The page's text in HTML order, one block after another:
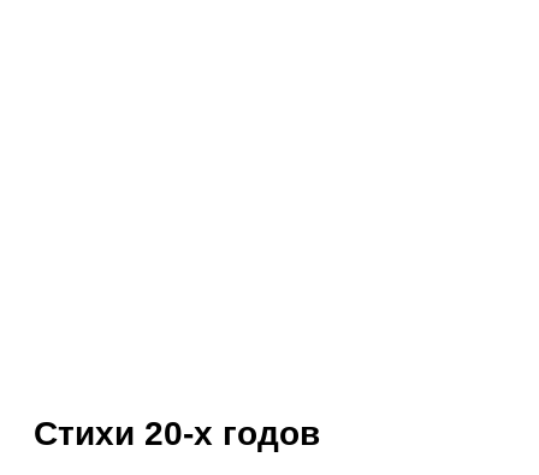
Стихи 20-х годов